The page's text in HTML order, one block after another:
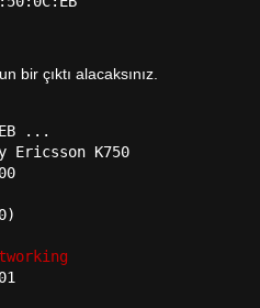
bir çıktı alacaksınız.
...
Ericsson K750